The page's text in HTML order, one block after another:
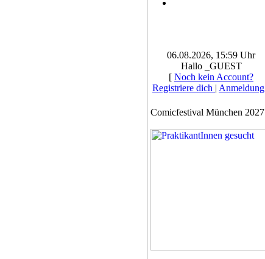
06.08.2026, 15:59 Uhr
Hallo _GUEST
[ Noch kein Account?
Registriere dich | Anmeldung
Comicfestival München 2027